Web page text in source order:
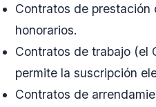
Contratos de prestación
honorarios.
Contratos de trabajo (el
permite la suscripción
Contratos de